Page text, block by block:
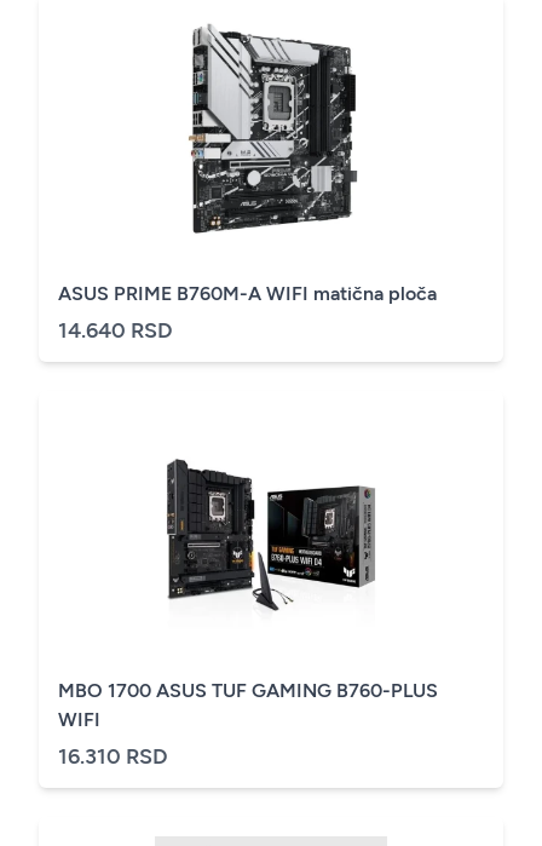
ASUS PRIME B760M-A WIFI matična ploča
14.640 RSD
MBO 1700 ASUS TUF GAMING B760-PLUS
WIFI
16.310 RSD